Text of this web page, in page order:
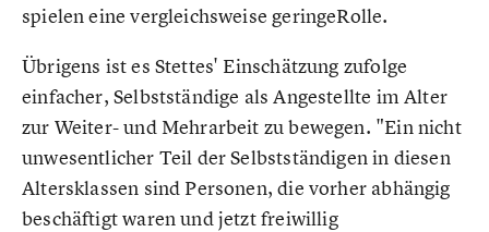
spielen eine vergleichsweise geringeRolle.
Übrigens ist es Stettes' Einschätzung zufolge
einfacher, Selbstständige als Angestellte im Alter
zur Weiter- und Mehrarbeit zu bewegen. "Ein nicht
unwesentlicher Teil der Selbstständigen in diesen
Altersklassen sind Personen, die vorher abhängig
beschäftigt waren und jetzt freiwillig